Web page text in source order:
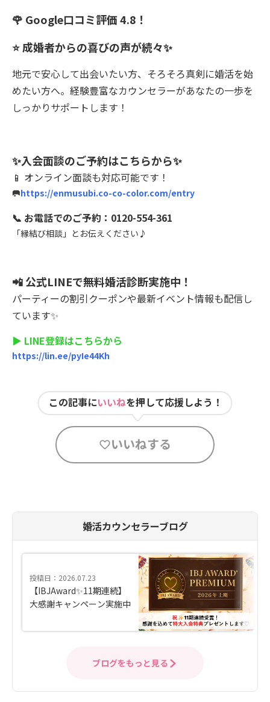
🌹 Google口コミ評価 4.8！
⭐ 成婚者からの喜びの声が続々✨
地元で安心して出会いたい方、そろそろ真剣に婚活を始
めたい方へ。経験豊富なカウンセラーがあなたの一歩を
しっかりサポートします！
✨入会面談のご予約はこちらから✨
📱 オンライン面談も対応可能です！
🥅https://enmusubi.co-co-color.com/entry
📞 お電話でのご予約：0120-554-361
「縁結び相談」とお伝えください♪
📲 公式LINEで無料婚活診断実施中！
パーティーの割引クーポンや最新イベント情報も配信し
ています✨
▶ LINE登録はこちらから
https://lin.ee/pyIe44Kh
この記事にいいねを押して応援しよう！
いいねする
婚活カウンセラーブログ
投稿日：2026.07.23
【IBJAward✨11期連続】
大感謝キャンペーン実施中
ブログをもっと見る